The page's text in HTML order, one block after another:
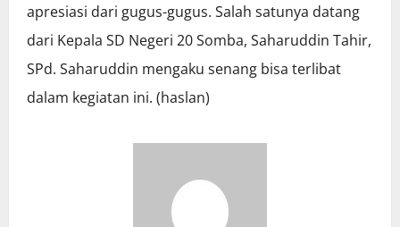
apresiasi dari gugus-gugus. Salah satunya datang
dari Kepala SD Negeri 20 Somba, Saharuddin Tahir,
SPd. Saharuddin mengaku senang bisa terlibat
dalam kegiatan ini. (haslan)